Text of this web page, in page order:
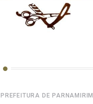
PREFEITURA DE PARNAMIRIM